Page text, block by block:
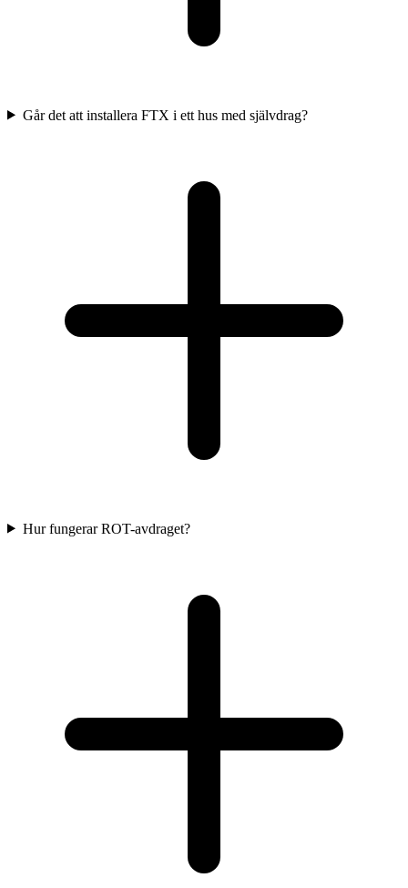
Går det att installera FTX i ett hus med självdrag?
Hur fungerar ROT-avdraget?